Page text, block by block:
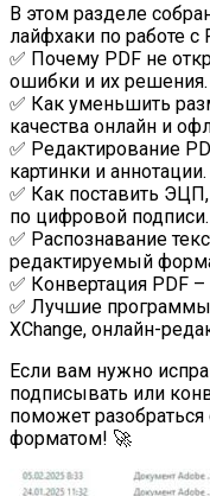
В этом разделе
лайфхаки по работе с
✅ Почему PDF не
ошибки и их решения.
✅ Как уменьшить
качества онлайн и
✅ Редактирование
картинки и аннотации.
✅ Как поставить
по цифровой подписи.
✅ Распознавание
редактируемый
✅ Конвертация PDF –
✅ Лучшие программы
XChange, онлайн-
Если вам нужно
подписывать или
поможет
форматом! 🚀